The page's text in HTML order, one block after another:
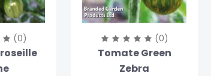
(0) (0)
Tomate Green
Zebra